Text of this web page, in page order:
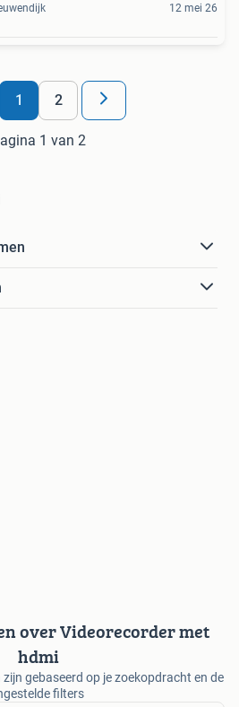
12 mei 26
1 2
1 van 2
over Videorecorder met
hdmi
gebaseerd op je zoekopdracht en de
filters